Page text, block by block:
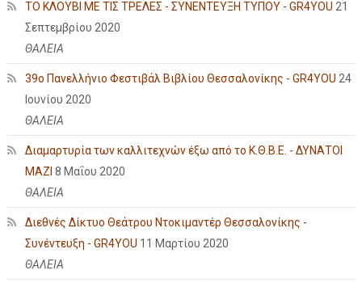
ΤΟ ΚΛΟΥΒΙ ΜΕ ΤΙΣ ΤΡΕΛΕΣ - ΣΥΝΕΝΤΕΥΞΗ ΤΥΠΟΥ - GR4YOU 21
Σεπτεμβρίου 2020
ΘΑΛΕΙΑ
39ο Πανελλήνιο Φεστιβάλ Βιβλίου Θεσσαλονίκης - GR4YOU 24
Ιουνίου 2020
ΘΑΛΕΙΑ
Διαμαρτυρία των καλλιτεχνών έξω από το Κ.Θ.Β.Ε. - ΔΥΝΑΤΟΙ
ΜΑΖΙ 8 Μαΐου 2020
ΘΑΛΕΙΑ
Διεθνές Δίκτυο Θεάτρου Ντοκιμαντέρ Θεσσαλονίκης -
Συνέντευξη - GR4YOU 11 Μαρτίου 2020
ΘΑΛΕΙΑ